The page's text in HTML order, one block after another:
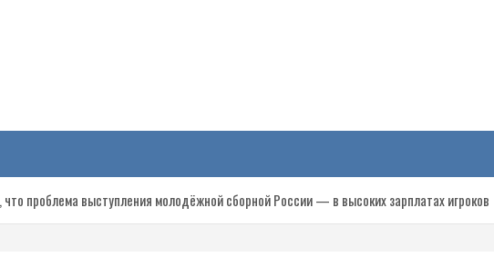
на
в Новороссии,
проблема выступления молодёжной сборной России — в высоких зарплатах игроков